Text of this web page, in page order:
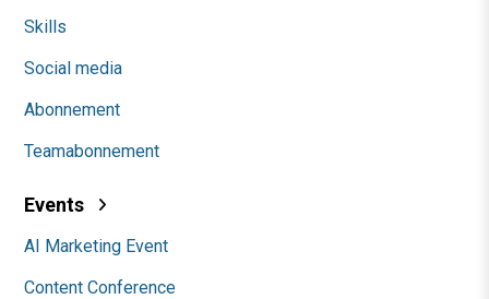
Skills
Social media
Abonnement
Teamabonnement
Events
AI Marketing Event
Content Conference